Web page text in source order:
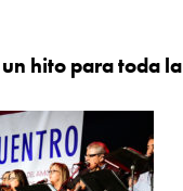
un hito para toda la